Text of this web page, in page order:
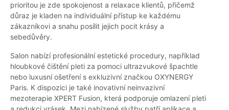
prioritou je zde spokojenost a relaxace klientů, přičemž
důraz je kladen na individuální přístup ke každému
zákazníkovi a snahu posílit jejich pocit krásy a
sebedůvěry.
Salon nabízí profesionální estetické procedury, například
hloubkové čištění pleti za pomoci ultrazvukové špachtle
nebo luxusní ošetření s exkluzivní značkou OXYNERGY
Paris. K dispozici je také inovativní neinvazivní
mezoterapie XPERT Fusion, která podporuje omlazení pleti